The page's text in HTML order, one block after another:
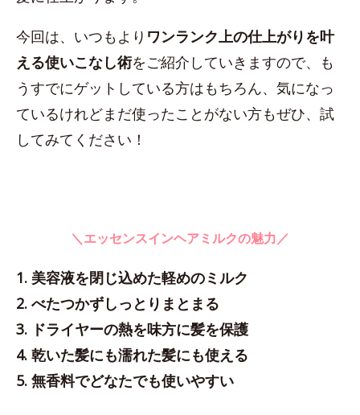
今回は、いつもより ワンランク上の仕上がりを叶
える使いこなし術をご紹介していきますので、も
うすでにゲットしている方はもちろん、気になっ
ているけれどまだ使ったことがない方もぜひ、試
してみてください！
＼エッセンスインヘアミルクの魅力／
1. 美容液を閉じ込めた軽めのミルク
2. べたつかずしっとりまとまる
3. ドライヤーの熱を味方に髪を保護
4. 乾いた髪にも濡れた髪にも使える
5. 無香料でどなたでも使いやすい